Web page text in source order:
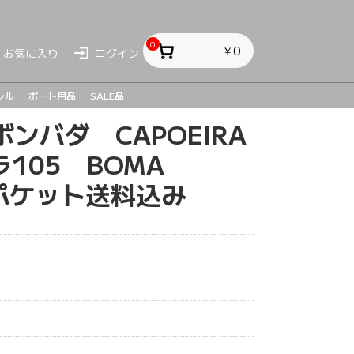
お気に入り ログイン
0 ￥0
ル ボート用品 SALE品
バダ CAPOEIRA
105 BOMA
ット送料込み